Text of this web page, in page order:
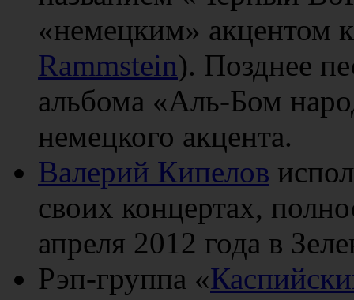
«немецким» акцентом
Rammstein). Позднее
альбома «Аль-Бом
немецкого акцента.
Валерий Кипелов
своих концертах,
апреля 2012 года в
Рэп-группа «